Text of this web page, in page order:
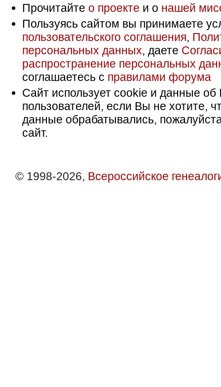
Прочитайте о проекте и о нашей
Пользуясь сайтом вы принимаете
пользовательского соглашения,
персональных данных, даете
распространение персональных
соглашаетесь с правилами форума
Сайт использует cookie и данные об
пользователей, если Вы не хотите,
данные обрабатывались,
сайт.
© 1998-2026, Всероссийское